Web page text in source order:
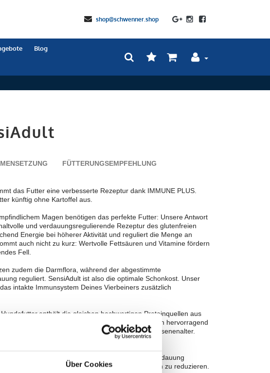
Über Cookies
shop@schwenner.shop
Blog
FÜTTERUNGSEMPFEHLUNG
das Futter eine verbesserte Rezeptur dank IMMUNE PLUS.
künftig ohne Kartoffel aus.
Magen benötigen das perfekte Futter: Unsere Antwort
und verdauungsregulierende Rezeptur des glutenfreien
Energie bei höherer Aktivität und reguliert die Menge an
auch nicht zu kurz: Wertvolle Fettsäuren und Vitamine fördern
Fell.
zudem die Darmflora, während der abgestimmte
reguliert. SensiAdult ist also die optimale Schonkost. Unser
intakte Immunsystem Deines Vierbeiners zusätzlich
enthält die gleichen hochwertigen Proteinquellen aus
Josera SensiJunior – somit eignet es sich hervorragend
Umstellung nach dem Eintritt ins Erwachsenenalter.
leicht verdauliche Proteinquellen können die Verdauung
kann helfen, die Menge der Ausscheidungen zu reduzieren.